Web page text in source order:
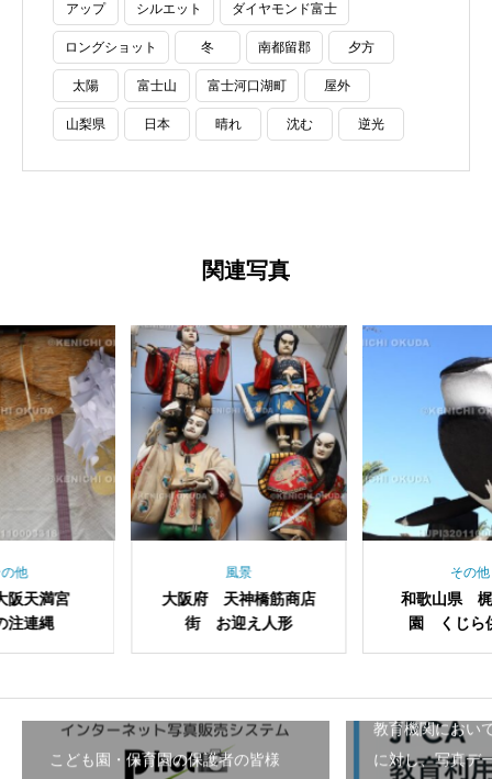
アップ シルエット ダイヤモンド富士
ロングショット 冬 南都留郡 夕方
太陽 富士山 富士河口湖町 屋外
山梨県 日本 晴れ 沈む 逆光
関連写真
府 天神橋筋商店
お迎え人形
和歌山県 梶取崎公
園 くじら供養碑
大阪
こども園・保育園の保護者の皆様
教育機関におい
に対し、写真デ